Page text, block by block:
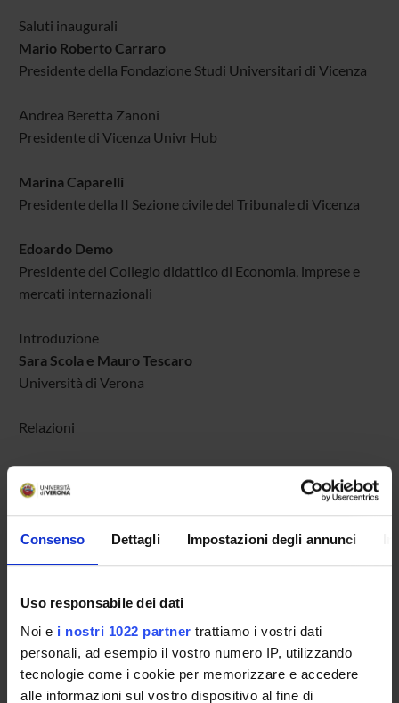
Consenso Dettagli Impostazioni degli annunci
Uso responsabile dei dati
Noi e i nostri 1022 partner trattiamo i vostri dati
personali, ad esempio il vostro numero IP, utilizzando
tecnologie come i cookie per memorizzare e accedere
alle informazioni sul vostro dispositivo al fine di
Saluti inaugurali
Mario Roberto Carraro
Presidente della Fondazione Studi Universitari di Vicenza
Andrea Beretta Zanoni
Presidente di Vicenza Univr Hub
Marina Caparelli
Presidente della II Sezione civile del Tribunale di Vicenza
Edoardo Demo
Presidente del Collegio didattico di Economia, imprese e
mercati internazionali
Introduzione
Sara Scola e Mauro Tescaro
Università di Verona
Relazioni
Quando la responsabilità civile incontra il diritto delle
successioni: il controverso problema della risarcibilità del
danno da uccisione
Mirko Faccioli
, Università di Verona
venditore di pacchetti turistici e autoresponsabilità del
viaggiatore
Franco Trubiani,Università Luiss Guido Carli
La prescrizione del diritto al risarcimento del danno